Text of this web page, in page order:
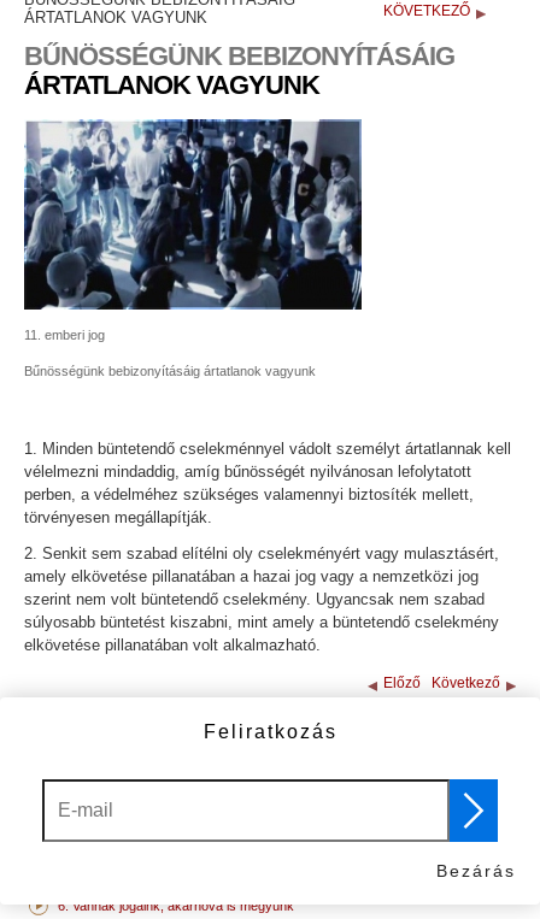
ÁRTATLANOK VAGYUNK
KÖVETKEZŐ
BŰNÖSSÉGÜNK BEBIZONYÍTÁSÁIG
ÁRTATLANOK VAGYUNK
11. emberi jog
Bűnösségünk bebizonyításáig ártatlanok vagyunk
1. Minden büntetendő cselekménnyel vádolt személyt ártatlannak kell
vélelmezni mindaddig, amíg bűnösségét nyilvánosan lefolytatott
perben, a védelméhez szükséges valamennyi biztosíték mellett,
törvényesen megállapítják.
2. Senkit sem szabad elítélni oly cselekményért vagy mulasztásért,
amely elkövetése pillanatában a hazai jog vagy a nemzetközi jog
szerint nem volt büntetendő cselekmény. Ugyancsak nem szabad
súlyosabb büntetést kiszabni, mint amely a büntetendő cselekmény
elkövetése pillanatában volt alkalmazható.
Előző Következő
1. Mindannyian szabadnak és egyenlőnek születtünk
2. Nincs megkülönböztetés
6. Vannak jogaink, akárhová is megyünk
Feliratkozás
Bezárás